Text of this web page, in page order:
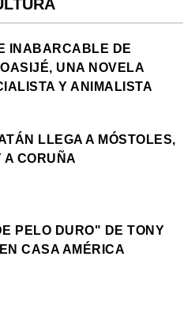
INABARCABLE DE
UNA NOVELA
Y ANIMALISTA
LLEGA A MÓSTOLES,
A CORUÑA
PELO DURO" DE TONY
CASA AMÉRICA